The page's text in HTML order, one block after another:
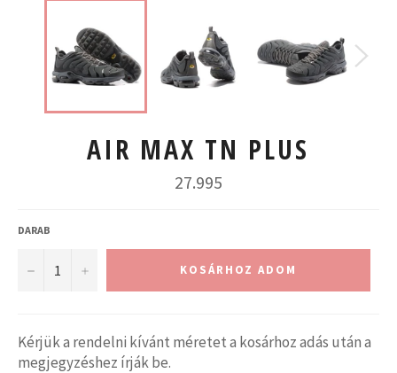
AIR MAX TN PLUS
Normál
ár
27.995
DARAB
− + KOSÁRHOZ ADOM
Kérjük a rendelni kívánt méretet a kosárhoz adás után a
megjegyzéshez írják be.